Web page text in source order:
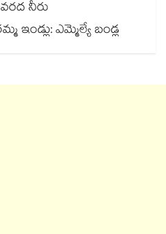
నీరు
ఇండ్లు: ఎమ్మెల్యే బండ్ల